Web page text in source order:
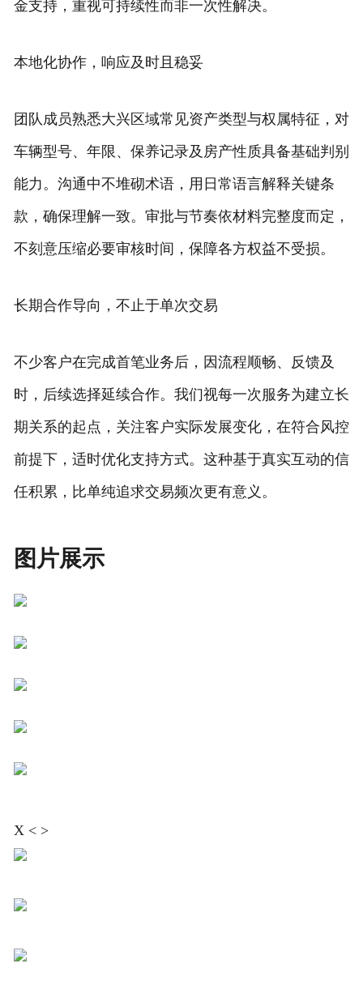
金支持，重视可持续性而非一次性解决。
本地化协作，响应及时且稳妥
团队成员熟悉大兴区域常见资产类型与权属特征，对
车辆型号、年限、保养记录及房产性质具备基础判别
能力。沟通中不堆砌术语，用日常语言解释关键条
款，确保理解一致。审批与节奏依材料完整度而定，
不刻意压缩必要审核时间，保障各方权益不受损。
长期合作导向，不止于单次交易
不少客户在完成首笔业务后，因流程顺畅、反馈及
时，后续选择延续合作。我们视每一次服务为建立长
期关系的起点，关注客户实际发展变化，在符合风控
前提下，适时优化支持方式。这种基于真实互动的信
任积累，比单纯追求交易频次更有意义。
图片展示
X < >